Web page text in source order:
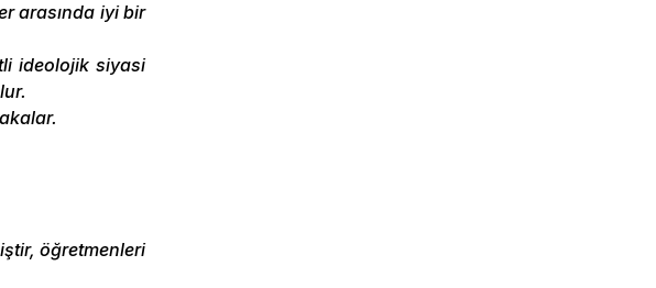
arasında iyi bir
ideolojik siyasi
öğretmenleri